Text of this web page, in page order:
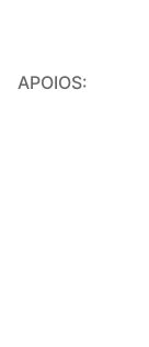
APOIOS: